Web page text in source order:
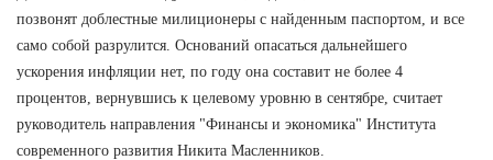
позвонят доблестные милиционеры с найденным паспортом, и все
само собой разрулится. Оснований опасаться дальнейшего
ускорения инфляции нет, по году она составит не более 4
процентов, вернувшись к целевому уровню в сентябре, считает
руководитель направления "Финансы и экономика" Института
современного развития Никита Масленников.